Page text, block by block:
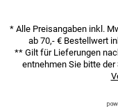
* Alle Preisangaben inkl.
ab 70,- € Bestellwert
** Gilt für Lieferungen
entnehmen Sie bitte